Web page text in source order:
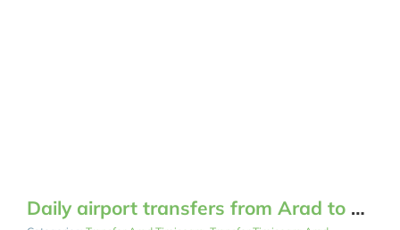
Daily airport transfers from Arad to Timisoara (Traian Vuia) and return